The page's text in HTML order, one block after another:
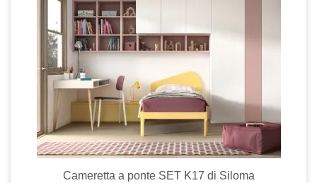
Cameretta a ponte SET K17 di Siloma